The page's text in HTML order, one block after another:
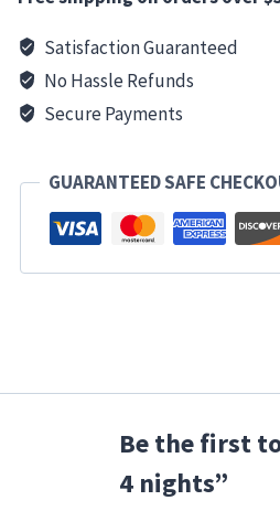
Satisfaction Guaranteed
No Hassle Refunds
Secure Payments
GUARANTEED SAFE
Be the first
4 nights”